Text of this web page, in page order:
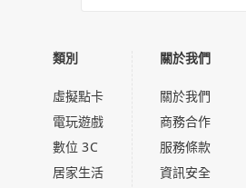
類別
虛擬點卡
電玩遊戲
數位 3C
居家生活
關於我們
關於我們
商務合作
服務條款
資訊安全